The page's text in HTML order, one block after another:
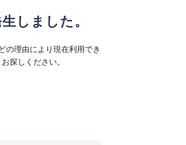
しました。
の理由により現在利用でき
探しください。